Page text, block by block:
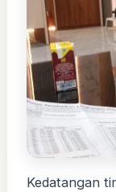
Kedatangan